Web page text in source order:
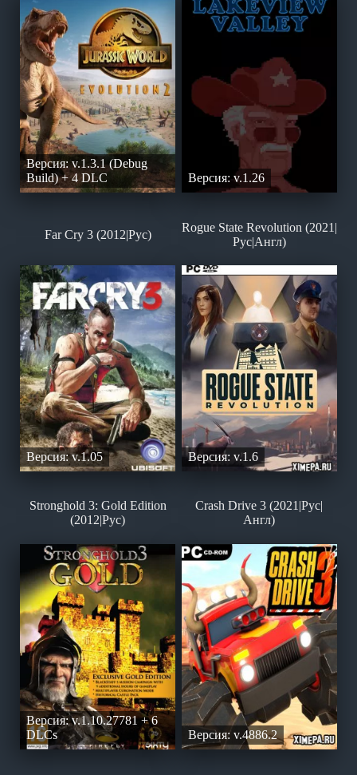
Версия: v.1.3.1 (Debug
Build) + 4 DLC
Версия: v.1.26
Far Cry 3 (2012|Рус)
Версия: v.1.05
Rogue State Revolution (2021|
Рус|Англ)
Версия: v.1.6
Stronghold 3: Gold Edition
(2012|Рус)
Версия: v.1.10.27781 + 6
DLCs
Crash Drive 3 (2021|Рус|
Англ)
Версия: v.4886.2